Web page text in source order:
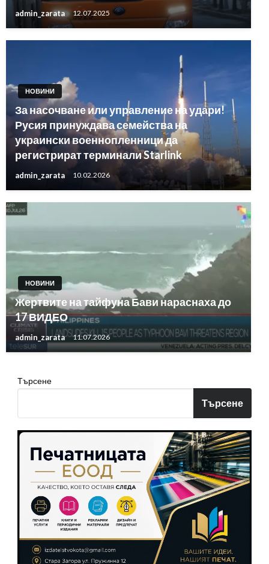
admin_zarata 12.07.2025
НОВИНИ
За насочване или управление на удари!
Русия принуждава семейства на
украински военнопленници да
регистрират терминали Starlink
admin_zarata 10.02.2026
НОВИНИ
Жертвите на тайфуна Бави нараснаха до
17 ВИДЕО
admin_zarata 11.07.2026
Търсене
Търсене